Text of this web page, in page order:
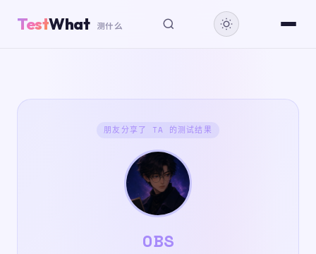
TestWhat 测什么
朋友分享了 TA 的测试结果
OBS